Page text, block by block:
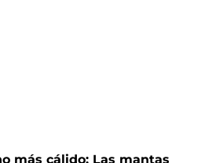
más cálido: Las mantas